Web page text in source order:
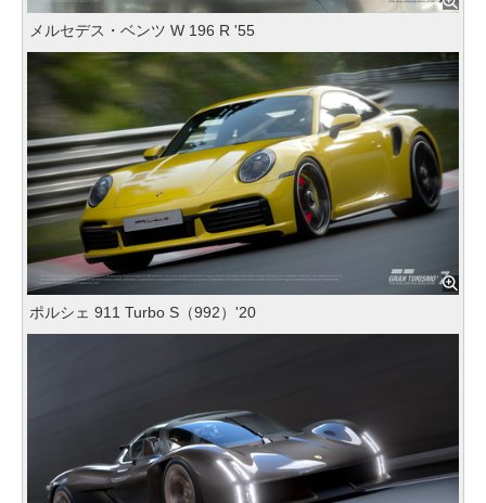
メルセデス・ベンツ W 196 R '55
ポルシェ 911 Turbo S（992）'20